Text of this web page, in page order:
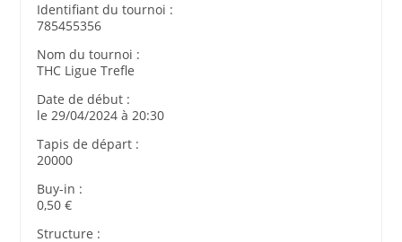
Identifiant du tournoi :
785455356
Nom du tournoi :
THC Ligue Trefle
Date de début :
le 29/04/2024 à 20:30
Tapis de départ :
20000
Buy-in :
0,50 €
Structure :